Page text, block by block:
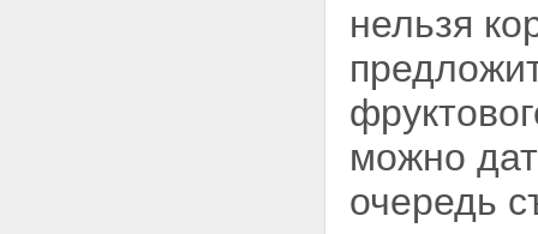
нельзя
можно
очередь